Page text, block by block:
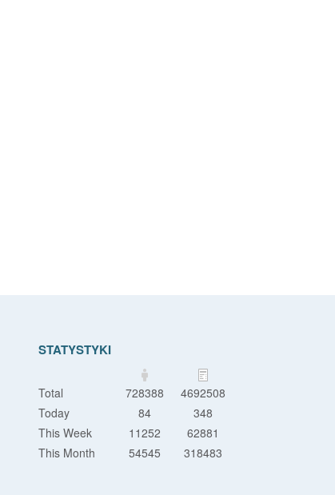
STATYSTYKI
Total 728388
4692508
Today
84
348
This Week
11252
62881
This Month
54545 318483